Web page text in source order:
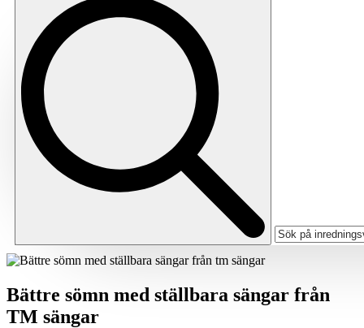
Bättre sömn med ställbara sängar från
TM sängar